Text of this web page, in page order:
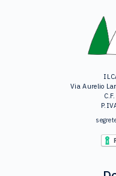
Via Aurelio